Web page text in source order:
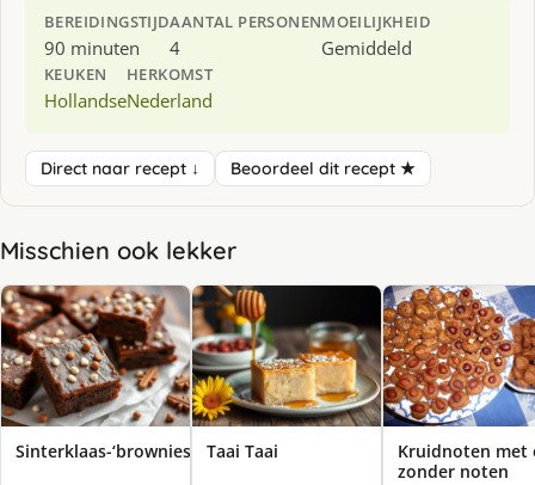
BEREIDINGSTIJD
90 minuten
AANTAL PERSONEN
4
MOEILIJKHEID
Gemiddeld
KEUKEN
Hollandse
HERKOMST
Nederland
Direct naar recept ↓ Beoordeel dit recept ★
Misschien ook lekker
Sinterklaas-‘brownies’ Taai Taai
Kruidnoten met
zonder noten